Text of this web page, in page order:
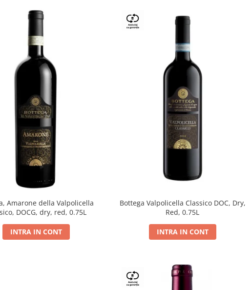
Amarone della Valpolicella
DOCG, dry, red, 0.75L
INTRA IN CONT
Bottega Valpolicella Classico DOC, Dry,
Red, 0.75L
INTRA IN CONT